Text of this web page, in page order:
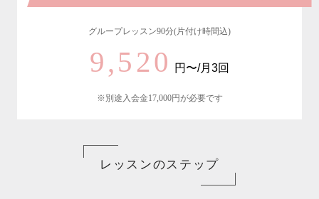
グループレッスン90分(片付け時間込)
9,520 円〜/月3回
※別途入会金17,000円が必要です
レッスンのステップ